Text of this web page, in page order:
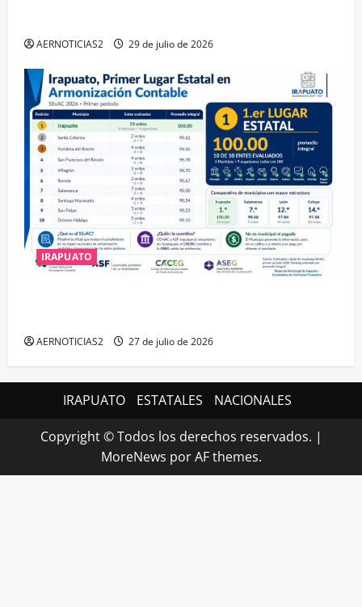
AERNOTICIAS2 29 de julio de 2026
IRAPUATO
AERNOTICIAS2 27 de julio de 2026
IRAPUATO ESTATALES NACIONALES
Copyright © Todos los derechos reservados. |
MoreNews por AF themes.